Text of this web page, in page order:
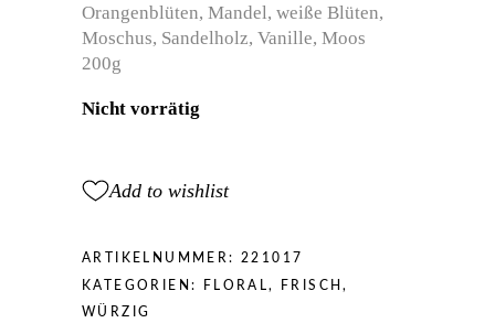
Orangenblüten, Mandel, weiße Blüten,
Moschus, Sandelholz, Vanille, Moos
200g
Nicht vorrätig
Add to wishlist
ARTIKELNUMMER: 221017
KATEGORIEN: FLORAL, FRISCH,
WÜRZIG